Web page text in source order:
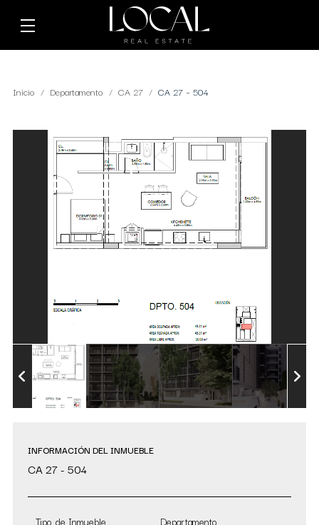
Inicio Departamento CA 27 CA 27 – 504
INFORMACIÓN DEL INMUEBLE
CA 27 - 504
Tipo de Inmueble
Departamento